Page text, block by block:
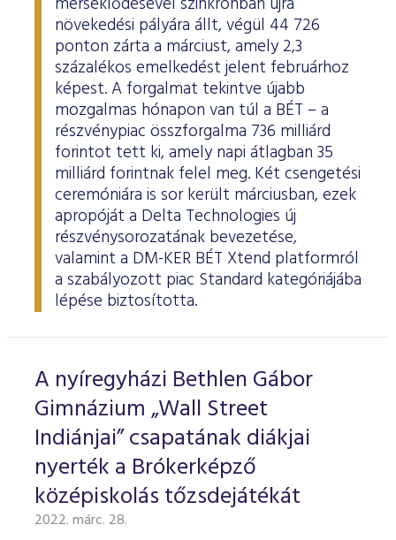
növekedési pályára állt, végül 44 726
ponton zárta a márciust, amely 2,3
százalékos emelkedést jelent februárhoz
képest. A forgalmat tekintve újabb
mozgalmas hónapon van túl a BÉT – a
részvénypiac összforgalma 736 milliárd
forintot tett ki, amely napi átlagban 35
milliárd forintnak felel meg. Két csengetési
ceremóniára is sor került márciusban, ezek
apropóját a Delta Technologies új
részvénysorozatának bevezetése,
valamint a DM-KER BÉT Xtend platformról
a szabályozott piac Standard kategóriájába
lépése biztosította.
A nyíregyházi Bethlen Gábor
Gimnázium „Wall Street
Indiánjai” csapatának diákjai
nyerték a Brókerképző
középiskolás tőzsdejátékát
2022. márc. 28.